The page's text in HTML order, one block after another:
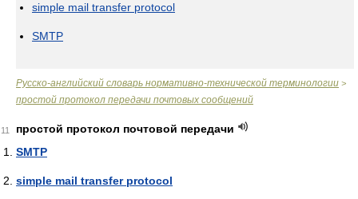
simple mail transfer protocol
SMTP
Русско-английский словарь нормативно-технической терминологии >
простой протокол передачи почтовых сообщений
11
простой протокол почтовой передачи
SMTP
simple mail transfer protocol